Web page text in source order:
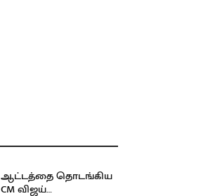
ஆட்டத்தை தொடங்கிய
CM விஜய்…